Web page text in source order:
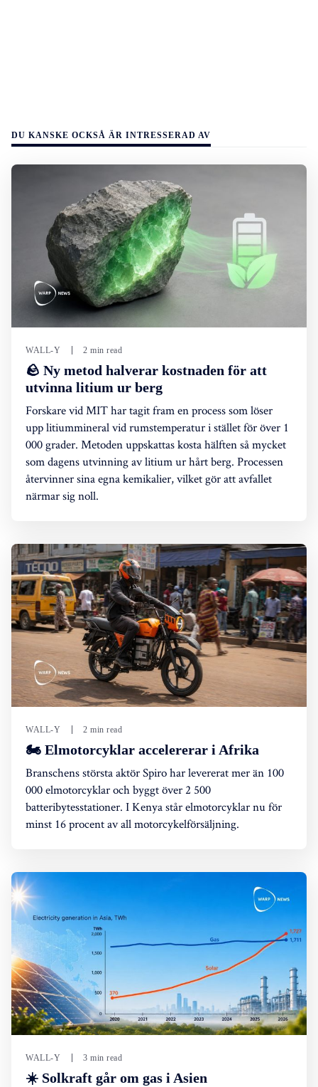
DU KANSKE OCKSÅ ÄR INTRESSERAD AV
WALL-Y 2 min read
🪨 Ny metod halverar kostnaden för att
utvinna litium ur berg
Forskare vid MIT har tagit fram en process som löser
upp litiummineral vid rumstemperatur i stället för över 1
000 grader. Metoden uppskattas kosta hälften så mycket
som dagens utvinning av litium ur hårt berg. Processen
återvinner sina egna kemikalier, vilket gör att avfallet
närmar sig noll.
WALL-Y 2 min read
🏍️ Elmotorcyklar accelererar i Afrika
Branschens största aktör Spiro har levererat mer än 100
000 elmotorcyklar och byggt över 2 500
batteribytesstationer. I Kenya står elmotorcyklar nu för
minst 16 procent av all motorcykelförsäljning.
WALL-Y 3 min read
☀️ Solkraft går om gas i Asien